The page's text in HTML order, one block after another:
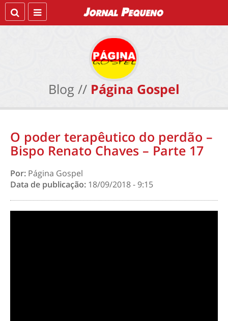
Blog // Página Gospel
O poder terapêutico do perdão –
Bispo Renato Chaves – Parte 17
Por: Página Gospel
Data de publicação: 18/09/2018 - 9:15